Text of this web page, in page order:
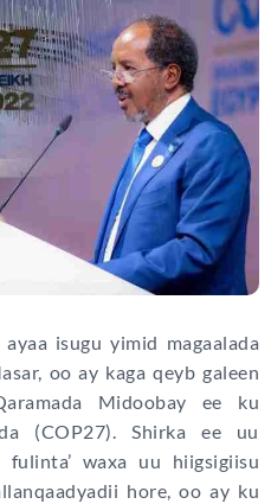
ayaa isugu yimid magaalada
oo ay kaga qeyb galeen
Midoobay ee ku
(COP27). Shirka ee uu
fulinta’ waxa uu hiigsigiisu
hore, oo ay ku